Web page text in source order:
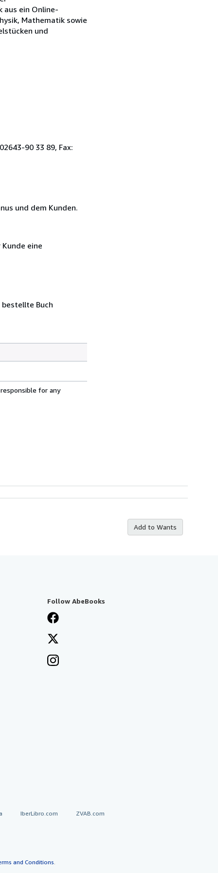
aus ein Online-
Mathematik sowie
und
90 33 89, Fax:
und dem Kunden.
eine
Buch
for any
Add to Wants
Follow AbeBooks
IberLibro.com ZVAB.com
and Conditions